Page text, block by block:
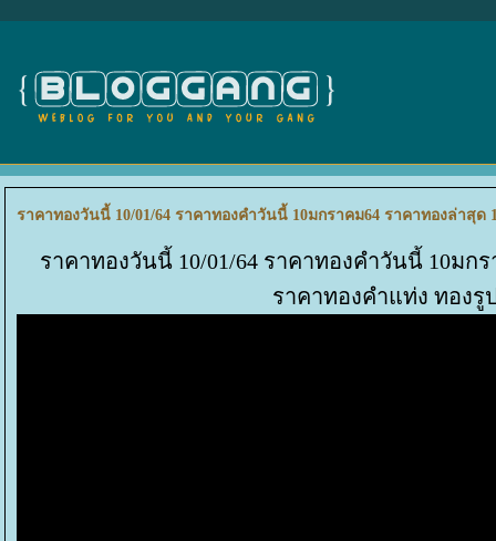
ราคาทองวันนี้ 10/01/64 ราคาทองคำวันนี้ 10มกราคม64 ราคาทองล่าสุ
ราคาทองวันนี้ 10/01/64 ราคาทองคำวันนี้ 10มก
ราคาทองคำแท่ง ทอง